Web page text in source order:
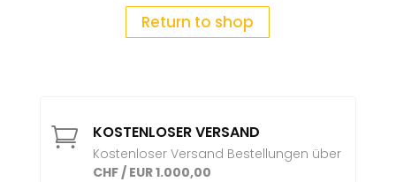
Return to shop
 KOSTENLOSER VERSAND
Kostenloser Versand Bestellungen über
CHF / EUR 1.000,00